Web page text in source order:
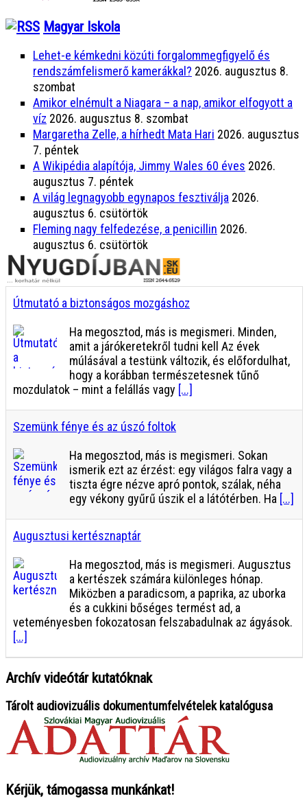
Magyar Iskola
Lehet-e kémkedni közúti forgalommegfigyelő és
rendszámfelismerő kamerákkal? 2026. augusztus 8.
szombat
Amikor elnémult a Niagara – a nap, amikor elfogyott a
víz 2026. augusztus 8. szombat
Margaretha Zelle, a hírhedt Mata Hari 2026. augusztus
7. péntek
A Wikipédia alapítója, Jimmy Wales 60 éves 2026.
augusztus 7. péntek
A világ legnagyobb egynapos fesztiválja 2026.
augusztus 6. csütörtök
Fleming nagy felfedezése, a penicillin 2026.
augusztus 6. csütörtök
Szemünk fénye és az úszó foltok
Ha megosztod, más is megismeri. Sokan
ismerik ezt az érzést: egy világos falra vagy a
tiszta égre nézve apró pontok, szálak, néha
egy vékony gyűrű úszik el a látótérben. Ha
Augusztusi kertésznaptár
a kertészek számára különleges hónap.
Miközben a paradicsom, a paprika, az uborka
és a cukkini bőséges termést ad, a
veteményesben fokozatosan felszabadulnak az ágyások.
Ha megosztod, más is megismeri. Minden,
amit a járókeretekről tudni kell Az évek
múlásával a testünk változik, és előfordulhat,
hogy a korábban természetesnek tűnő
mozdulatok – mint a felállás vagy
Archív videótár kutatóknak
Tárolt audiovizuális dokumentumfelvételek katalógusa
Kérjük, támogassa munkánkat!